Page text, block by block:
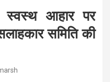
स्वस्थ आहार पर
समिति की